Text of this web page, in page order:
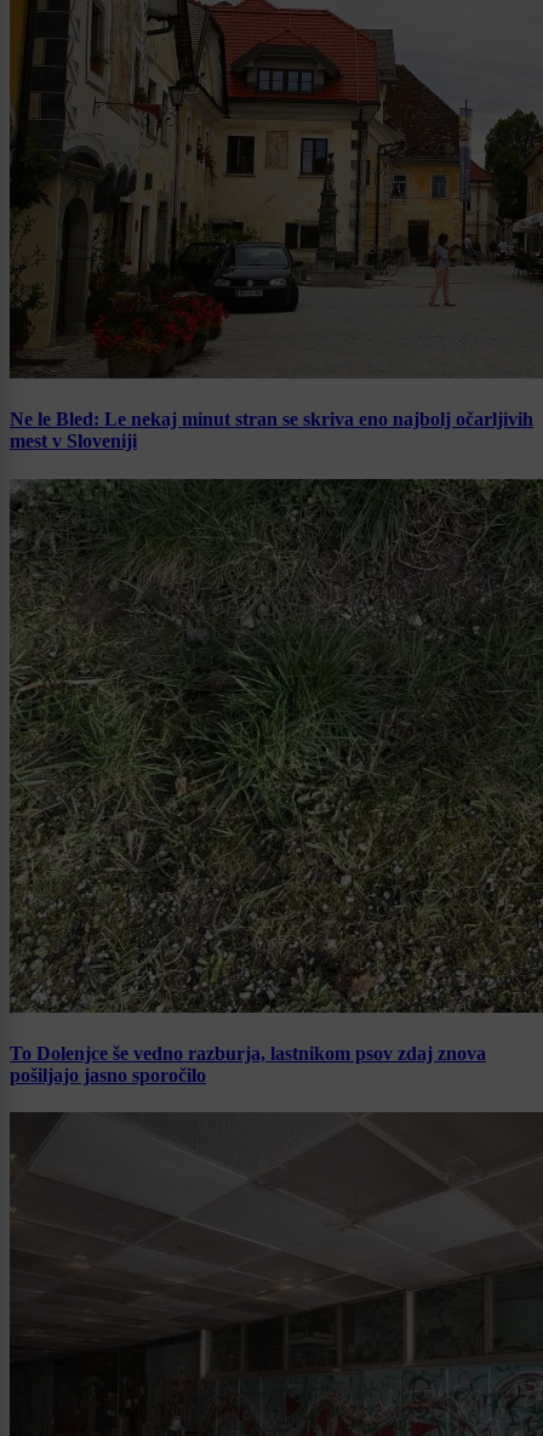
Ne le Bled: Le nekaj minut stran se skriva eno najbolj očarljivih
mest v Sloveniji
To Dolenjce še vedno razburja, lastnikom psov zdaj znova
pošiljajo jasno sporočilo